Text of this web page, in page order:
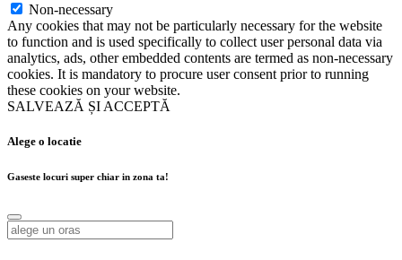
Non-necessary
Any cookies that may not be particularly necessary for the website
to function and is used specifically to collect user personal data via
analytics, ads, other embedded contents are termed as non-necessary
cookies. It is mandatory to procure user consent prior to running
these cookies on your website.
SALVEAZĂ ȘI ACCEPTĂ
Alege o locatie
Gaseste locuri super chiar in zona ta!
Alege o locatie